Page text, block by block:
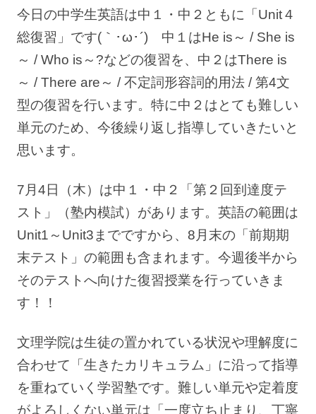
今日の中学生英語は中１・中２ともに「Unit４
総復習」です(｀･ω･´)ゞ中１はHe is～ / She is
～ / Who is～?などの復習を、中２はThere is
～ / There are～ / 不定詞形容詞的用法 / 第4文
型の復習を行います。特に中２はとても難しい
単元のため、今後繰り返し指導していきたいと
思います。
7月4日（木）は中１・中２「第２回到達度テ
スト」（塾内模試）があります。英語の範囲は
Unit1～Unit3までですから、8月末の「前期期
末テスト」の範囲も含まれます。今週後半から
そのテストへ向けた復習授業を行っていきま
す！！
文理学院は生徒の置かれている状況や理解度に
合わせて「生きたカリキュラム」に沿って指導
を重ねていく学習塾です。難しい単元や定着度
がよろしくない単元は「一度立ち止まり、丁寧